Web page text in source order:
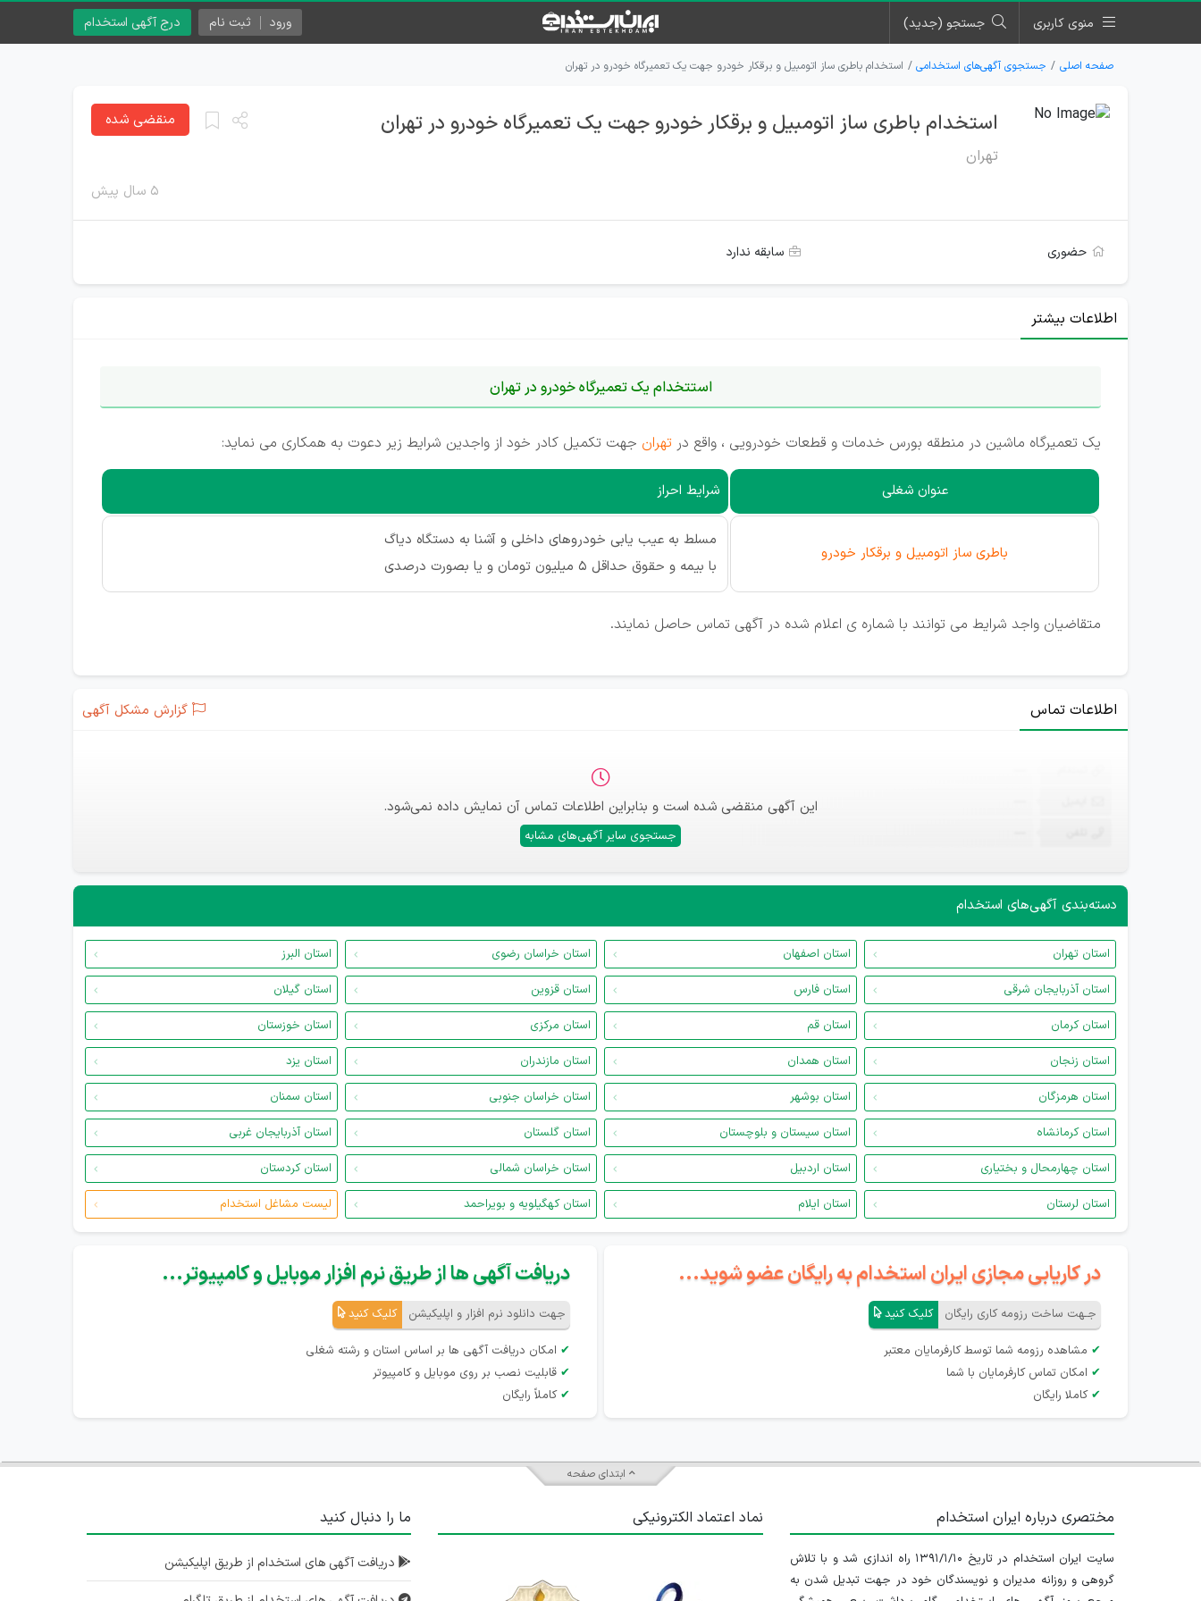
منوی کاربری جستجو (جدید) درج آگهی استخدام ورود ثبت نام
صفحه اصلی جستجوی آگهی‌های استخدامی استخدام باطری ساز اتومبیل و برقکار خودرو جهت یک تعمیرگاه خودرو در تهران
استخدام باطری ساز اتومبیل و برقکار خودرو جهت یک تعمیرگاه خودرو در تهران
تهران
۵ سال پیش
منقضی شده
حضوری سابقه ندارد
اطلاعات بیشتر
استتخدام یک تعمیرگاه خودرو در تهران
یک تعمیرگاه ماشین در منطقه بورس خدمات و قطعات خودرویی ، واقع در تهران جهت تکمیل کادر خود از واجدین شرایط زیر دعوت به همکاری می نماید:
عنوان شغلی شرایط احراز
باطری ساز اتومبیل و برقکار خودرو
مسلط به عیب یابی خودروهای داخلی و آشنا به دستگاه دیاگ
با بیمه و حقوق حداقل 5 میلیون تومان و یا بصورت درصدی
متقاضیان واجد شرایط می توانند با شماره ی اعلام شده در آگهی تماس حاصل نمایند.
اطلاعات تماس گزارش مشکل آگهی
این آگهی منقضی شده است و بنابراین اطلاعات تماس آن نمایش داده نمی‌شود.
جستجوی سایر آگهی‌های مشابه
دسته‌بندی آگهی‌های استخدام
استان تهران استان اصفهان استان خراسان رضوی
استان البرز
استان آذربایجان شرقی
استان فارس استان قزوین
استان گیلان
استان کرمان
استان قم استان مرکزی
استان خوزستان
استان زنجان
استان همدان استان مازندران
استان یزد
استان هرمزگان
استان بوشهر استان خراسان جنوبی
استان سمنان
استان کرمانشاه
استان سیستان و بلوچستان استان گلستان
استان آذربایجان غربی
استان چهارمحال و بختیاری
استان اردبیل استان خراسان شمالی
استان کردستان
استان لرستان
استان ایلام استان کهگیلویه و بویراحمد لیست مشاغل استخدام
در کاریابی مجازی ایران استخدام به رایگان عضو شوید...
جـهت ساخت رزومه کاری رایگان کلیک کنید
✔ مشاهده رزومه شما توسط کارفرمایان معتبر
✔ امکان تماس کارفرمایان با شما
✔ کاملا رایگان
دریافت آگهی ها از طریق نرم افزار موبایل و کامپیوتر...
جهت دانلود نرم افزار و اپلیکیشن کلیک کنید
✔ امکان دریافت آگهی ها بر اساس استان و رشته شغلی
✔ قابلیت نصب بر روی موبایل و کامپیوتر
✔ کاملاً رایگان
ابتدای صفحه
مختصری درباره ایران استخدام
سایت ایران استخدام در تاریخ ۱۳۹۱/۱/۱۰ راه اندازی شد و با تلاش
گروهی و روزانه مدیران و نویسندگان خود در جهت تبدیل شدن به
نماد اعتماد الکترونیکی ما را دنبال کنید
دریافت آگهی های استخدام از طریق اپلیکیشن